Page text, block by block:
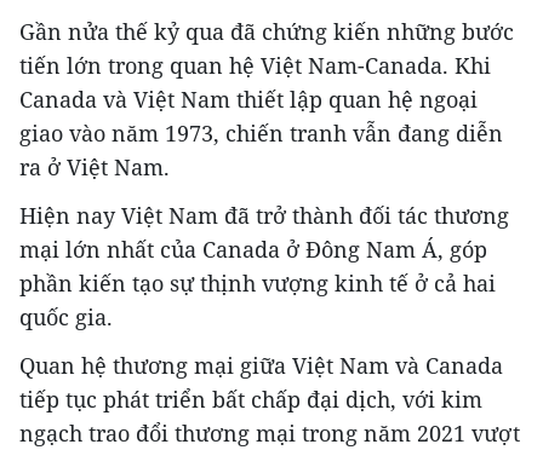
Gần nửa thế kỷ qua đã chứng kiến những bước
tiến lớn trong quan hệ Việt Nam-Canada. Khi
Canada và Việt Nam thiết lập quan hệ ngoại
giao vào năm 1973, chiến tranh vẫn đang diễn
ra ở Việt Nam.
Hiện nay Việt Nam đã trở thành đối tác thương
mại lớn nhất của Canada ở Đông Nam Á, góp
phần kiến tạo sự thịnh vượng kinh tế ở cả hai
quốc gia.
Quan hệ thương mại giữa Việt Nam và Canada
tiếp tục phát triển bất chấp đại dịch, với kim
ngạch trao đổi thương mại trong năm 2021 vượt